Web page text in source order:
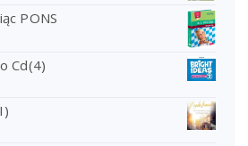
PONS
Cd(4)